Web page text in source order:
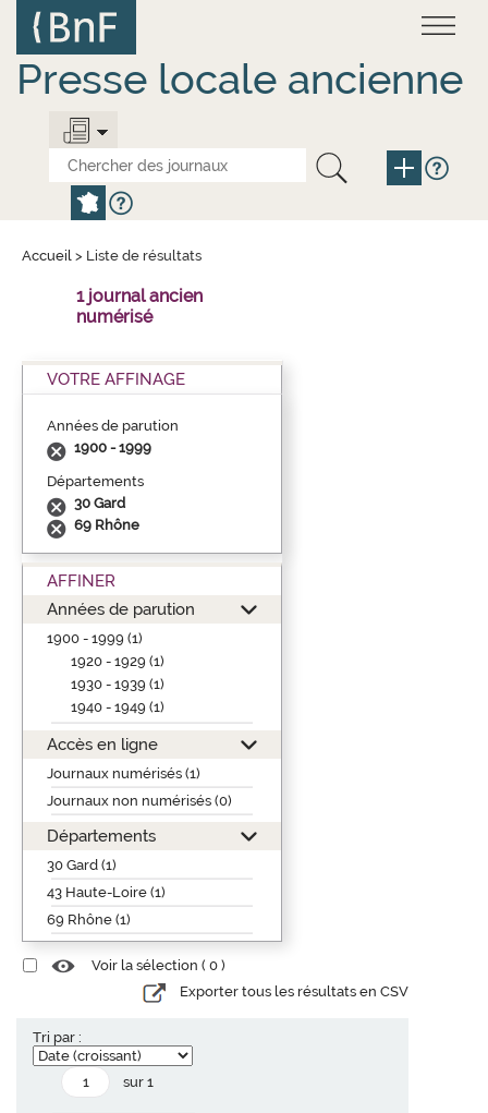
contenu
principal
Presse locale ancienne
Accueil > Liste de résultats
1 journal ancien
numérisé
VOTRE AFFINAGE
Années de parution
1900 - 1999
Départements
30 Gard
69 Rhône
AFFINER
Années de parution
1900 - 1999 (1)
1920 - 1929 (1)
1930 - 1939 (1)
1940 - 1949 (1)
Accès en ligne
Journaux numérisés (1)
Journaux non numérisés (0)
Départements
30 Gard (1)
43 Haute-Loire (1)
69 Rhône (1)
Voir la sélection ( 0 )
Exporter tous les résultats en CSV
Tri par :
sur 1
Panneau de gestion des cookies